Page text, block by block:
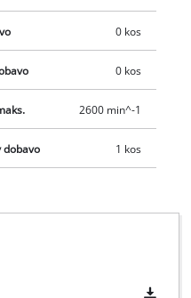
0 kos
0 kos
2600 min^-1
dobavo 1 kos